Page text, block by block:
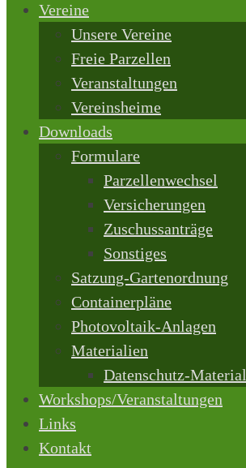
Vereine
Unsere Vereine
Freie Parzellen
Veranstaltungen
Vereinsheime
Downloads
Formulare
Parzellenwechsel
Versicherungen
Zuschussanträge
Sonstiges
Satzung-Gartenordnung
Containerpläne
Photovoltaik-Anlagen
Materialien
Datenschutz-Material
Workshops/Veranstaltungen
Links
Kontakt